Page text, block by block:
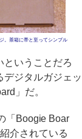
。茶箱に帯と至ってシンプル
ということだろ
デジタルガジェッ
」だ。
「Boogie Boar
介されている